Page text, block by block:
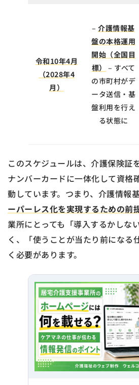
令和10年4月
（2028年4
月）
–介護情報基
盤の本格運用
開始（全国目
標）
– すべて
の市町村がデ
ータ送信・基
盤利用を行え
る状態に
このスケジュールは、介護保険証
ナンバーカードに一体化して資格
動しています。つまり、介護情報
ーパーレス化を実現するための前
業所にとっても「導入するかしな
く、「使うことが当たり前になる
く必要があります。